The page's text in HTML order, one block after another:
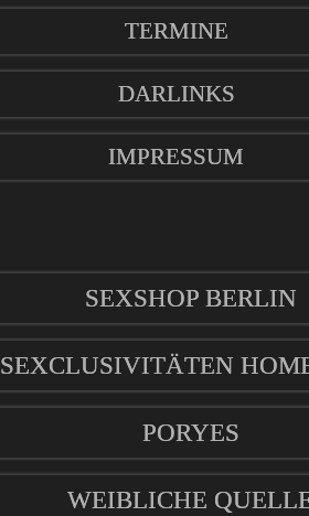
TERMINE
DARLINKS
IMPRESSUM
SEXSHOP BERLIN
SEXCLUSIVITÄTEN
PORYES
WEIBLICHE